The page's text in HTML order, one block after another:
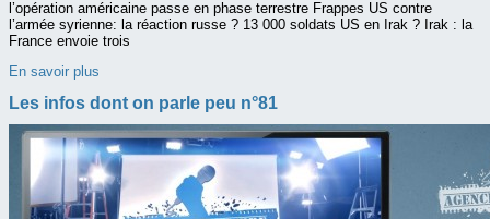
l’opération américaine passe en phase terrestre Frappes US contre
l’armée syrienne: la réaction russe ? 13 000 soldats US en Irak ? Irak : la
France envoie trois
En savoir plus
Les infos dont on parle peu n°81